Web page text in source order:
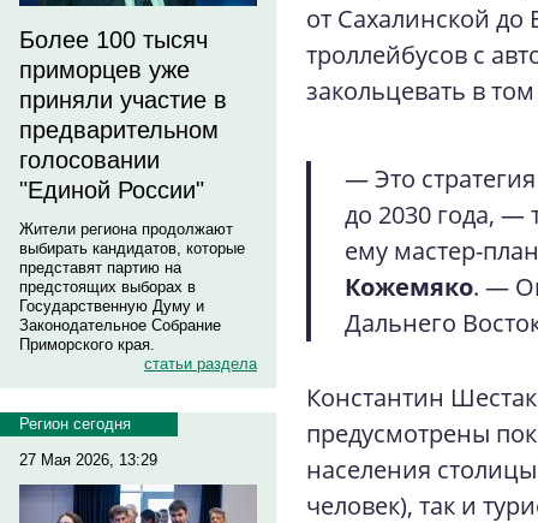
Более 100 тысяч
приморцев уже
приняли участие в
предварительном
голосовании
"Единой России"
Жители региона продолжают
выбирать кандидатов, которые
представят партию на
предстоящих выборах в
Государственную Думу и
Законодательное Собрание
Приморского края.
статьи раздела
Регион сегодня
27 Мая 2026, 13:29
от Сахалинской до
троллейбусов с
закольцевать в
— Это
до 2030 года, —
ему мастер-
Кожемяко. —
Дальнего
Константин
предусмотрены
населения
человек), так и